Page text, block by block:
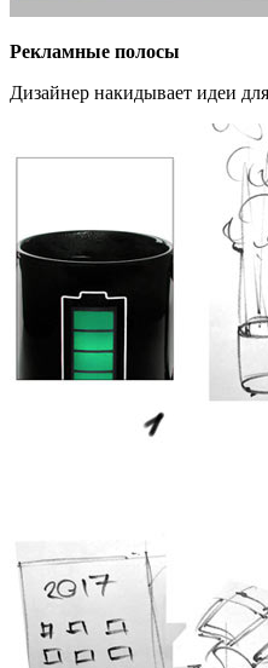
Рекламные полосы
Дизайнер накидывает идеи